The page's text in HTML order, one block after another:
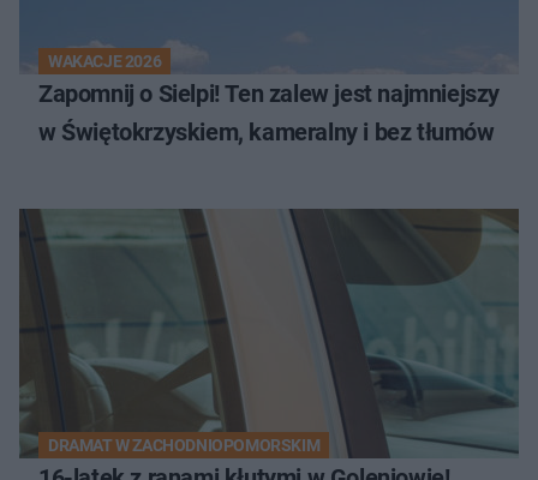
WAKACJE 2026
Zapomnij o Sielpi! Ten zalew jest najmniejszy
w Świętokrzyskiem, kameralny i bez tłumów
DRAMAT W ZACHODNIOPOMORSKIM